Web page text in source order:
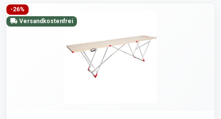
-26%
Versandkostenfrei